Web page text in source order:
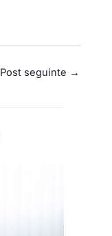
Post seguinte →